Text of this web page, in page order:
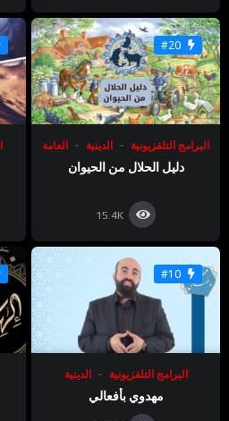
#20
البرامج التلفزيونية الدينية العامة
دليل الحلال من الحيوان
15.4K
#10
البرامج التلفزيونية الدينية
مهدوي بأفعالي